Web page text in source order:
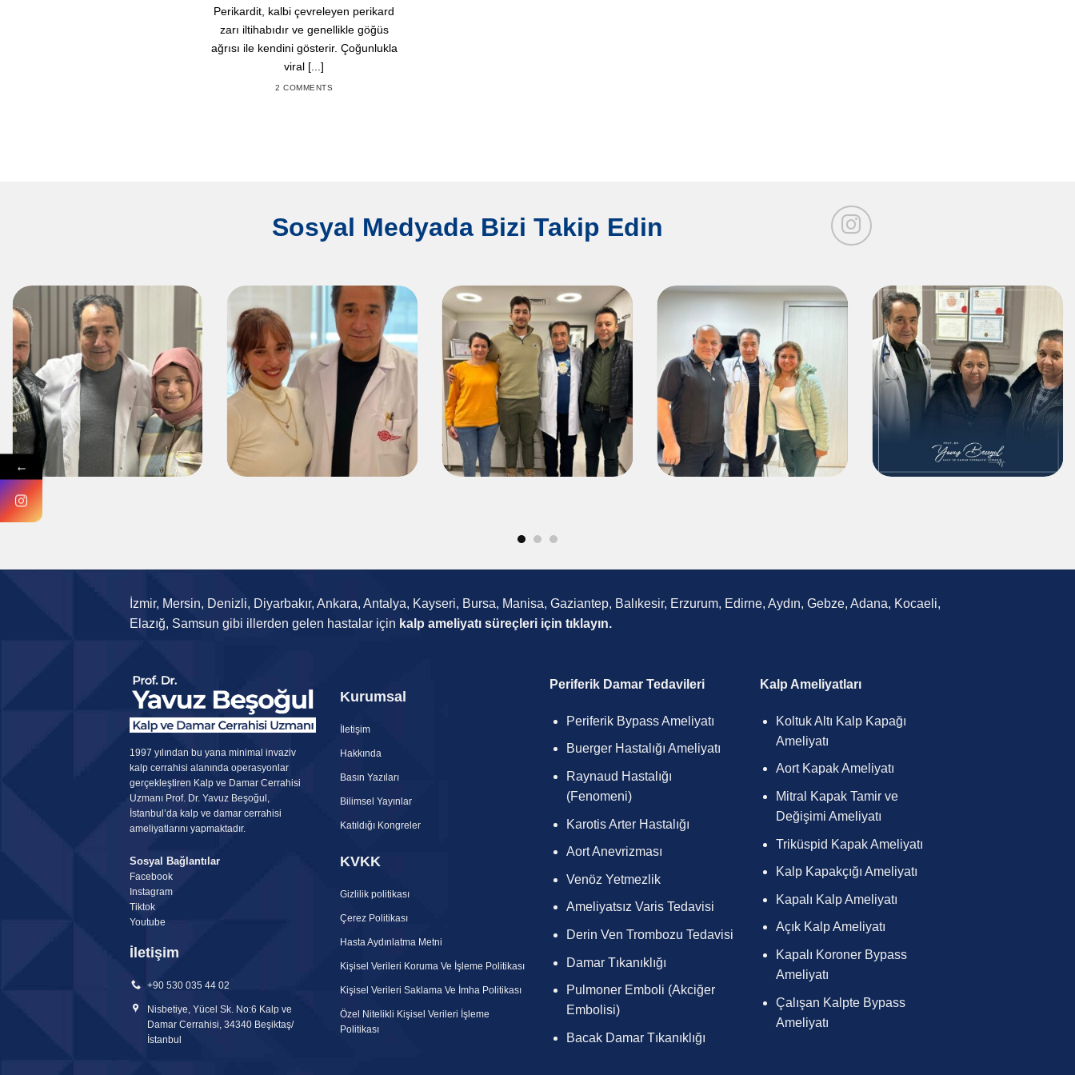
Perikardit, kalbi çevreleyen perikard
zarı iltihabıdır ve genellikle göğüs
ağrısı ile kendini gösterir. Çoğunlukla
viral [...]
2 COMMENTS
Sosyal Medyada Bizi Takip Edin
İzmir, Mersin, Denizli, Diyarbakır, Ankara, Antalya, Kayseri, Bursa, Manisa, Gaziantep, Balıkesir, Erzurum, Edirne, Aydın, Gebze, Adana, Kocaeli,
Elazığ, Samsun gibi illerden gelen hastalar için kalp ameliyatı süreçleri için tıklayın.
1997 yılından bu yana minimal invaziv
kalp cerrahisi alanında operasyonlar
gerçekleştiren Kalp ve Damar Cerrahisi
Uzmanı Prof. Dr. Yavuz Beşoğul,
İstanbul’da kalp ve damar cerrahisi
ameliyatlarını yapmaktadır.
Sosyal Bağlantılar
Facebook
Instagram
Tiktok
Youtube
İletişim
+90 530 035 44 02
Nisbetiye, Yücel Sk. No:6 Kalp ve
Damar Cerrahisi, 34340 Beşiktaş/
İstanbul
Kurumsal
İletişim
Hakkında
Basın Yazıları
Bilimsel Yayınlar
Katıldığı Kongreler
KVKK
Gizlilik politikası
Çerez Politikası
Hasta Aydınlatma Metni
Kişisel Verileri Koruma Ve İşleme Politikası
Kişisel Verileri Saklama Ve İmha Politikası
Özel Nitelikli Kişisel Verileri İşleme
Politikası
Periferik Damar Tedavileri
Periferik Bypass Ameliyatı
Buerger Hastalığı Ameliyatı
Raynaud Hastalığı
(Fenomeni)
Karotis Arter Hastalığı
Aort Anevrizması
Venöz Yetmezlik
Ameliyatsız Varis Tedavisi
Derin Ven Trombozu Tedavisi
Damar Tıkanıklığı
Pulmoner Emboli (Akciğer
Embolisi)
Bacak Damar Tıkanıklığı
Kalp Ameliyatları
Koltuk Altı Kalp Kapağı
Ameliyatı
Aort Kapak Ameliyatı
Mitral Kapak Tamir ve
Değişimi Ameliyatı
Triküspid Kapak Ameliyatı
Kalp Kapakçığı Ameliyatı
Kapalı Kalp Ameliyatı
Açık Kalp Ameliyatı
Kapalı Koroner Bypass
Ameliyatı
Çalışan Kalpte Bypass
Ameliyatı
←